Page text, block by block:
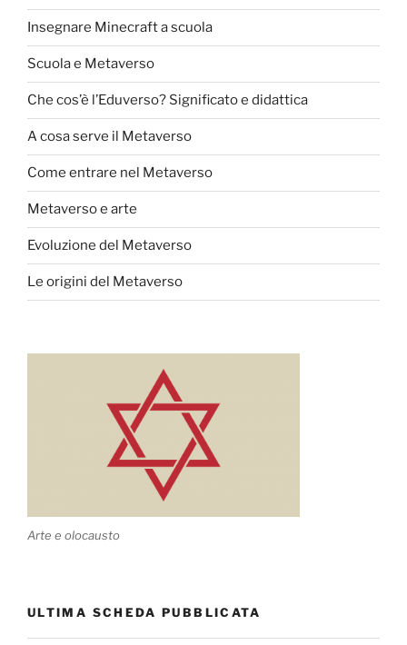
Insegnare Minecraft a scuola
Scuola e Metaverso
Che cos’è l’Eduverso? Significato e didattica
A cosa serve il Metaverso
Come entrare nel Metaverso
Metaverso e arte
Evoluzione del Metaverso
Le origini del Metaverso
Arte e olocausto
ULTIMA SCHEDA PUBBLICATA